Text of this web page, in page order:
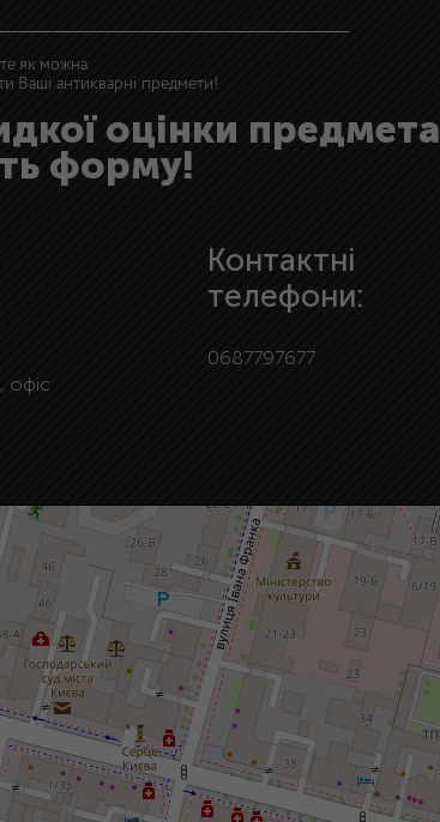
як можна
Ваші антикварні предмети!
оцінки предмета
форму!
офіс
Контактні
телефони:
0687797677